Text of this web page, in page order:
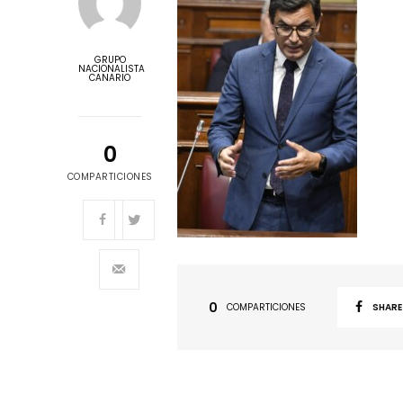
GRUPO
NACIONALISTA
CANARIO
0
COMPARTICIONES
0 COMPARTICIONES SHARE